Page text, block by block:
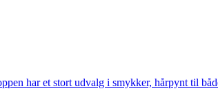
har et stort udvalg i smykker, hårpynt til